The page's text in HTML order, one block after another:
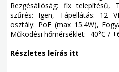
Rezgésállóság: fix telepítésű,
szűrés: Igen, Tápellátás: 12
osztály: PoE (max 15.4W),
Működési hőmérséklet: -40°C /
Részletes leírás itt